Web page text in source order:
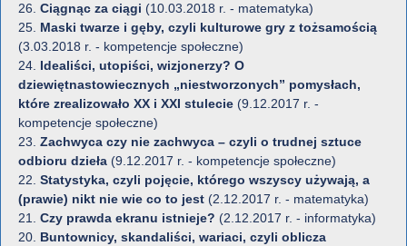
26. Ciągnąc za ciągi (10.03.2018 r. - matematyka)
25. Maski twarze i gęby, czyli kulturowe gry z tożsamością
(3.03.2018 r. - kompetencje społeczne)
24. Idealiści, utopiści, wizjonerzy? O
dziewiętnastowiecznych „niestworzonych” pomysłach,
które zrealizowało XX i XXI stulecie (9.12.2017 r. -
kompetencje społeczne)
23. Zachwyca czy nie zachwyca – czyli o trudnej sztuce
odbioru dzieła (9.12.2017 r. - kompetencje społeczne)
22. Statystyka, czyli pojęcie, którego wszyscy używają, a
(prawie) nikt nie wie co to jest (2.12.2017 r. - matematyka)
21. Czy prawda ekranu istnieje? (2.12.2017 r. - informatyka)
20. Buntownicy, skandaliści, wariaci, czyli oblicza